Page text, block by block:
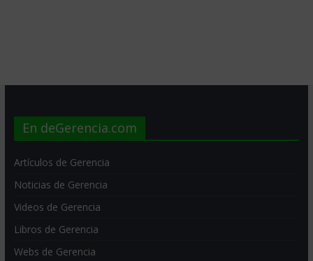
En deGerencia.com
Artículos de Gerencia
Noticias de Gerencia
Videos de Gerencia
Libros de Gerencia
Webs de Gerencia